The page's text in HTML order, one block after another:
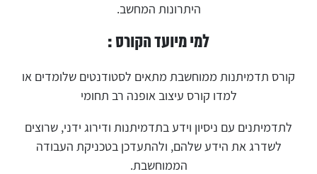
היתרונות המחשב.
למי מיועד הקורס :
קורס תדמיתנות ממוחשבת מתאים לסטודנטים שלומדים או
למדו קורס עיצוב אופנה רב תחומי
לתדמיתנים עם ניסיון וידע בתדמיתנות ודירוג ידני, שרוצים
לשדרג את הידע שלהם, ולהתעדכן בטכניקת העבודה
הממוחשבת.